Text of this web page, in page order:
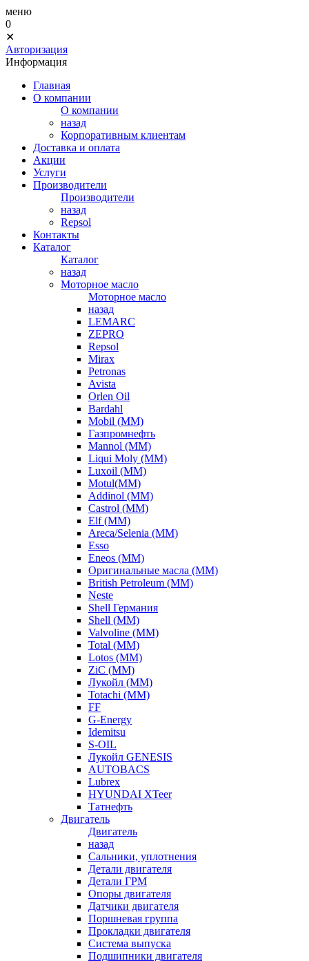
меню
0
✕
Авторизация
Информация
Главная
О компании
О компании
назад
Корпоративным клиентам
Доставка и оплата
Акции
Услуги
Производители
Производители
назад
Repsol
Контакты
Каталог
Каталог
назад
Моторное масло
Моторное масло
назад
LEMARC
ZEPRO
Repsol
Mirax
Petronas
Avista
Orlen Oil
Bardahl
Mobil (ММ)
Газпромнефть
Mannol (ММ)
Liqui Moly (ММ)
Luxoil (ММ)
Motul(ММ)
Addinol (ММ)
Castrol (ММ)
Elf (ММ)
Areca/Selenia (ММ)
Esso
Eneos (ММ)
Оригинальные масла (ММ)
British Petroleum (ММ)
Neste
Shell Германия
Shell (ММ)
Valvoline (ММ)
Total (ММ)
Lotos (ММ)
ZiC (ММ)
Лукойл (ММ)
Totachi (MM)
FF
G-Energy
Idemitsu
S-OIL
Лукойл GENESIS
AUTOBACS
Lubrex
HYUNDAI XTeer
Татнефть
Двигатель
Двигатель
назад
Сальники, уплотнения
Детали двигателя
Детали ГРМ
Опоры двигателя
Датчики двигателя
Поршневая группа
Прокладки двигателя
Система выпуска
Подшипники двигателя